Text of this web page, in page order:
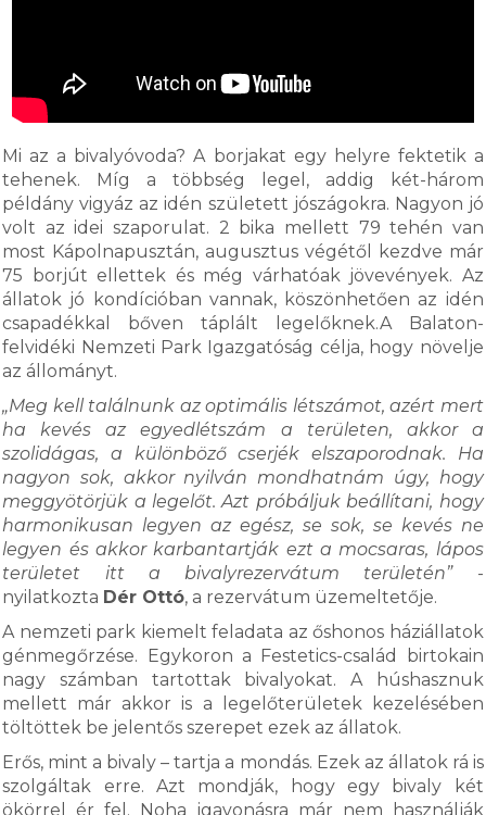
Mi az a bivalyóvoda? A borjakat egy helyre fektetik a
tehenek. Míg a többség legel, addig két-három
példány vigyáz az idén született jószágokra. Nagyon jó
volt az idei szaporulat. 2 bika mellett 79 tehén van
most Kápolnapusztán, augusztus végétől kezdve már
75 borjút ellettek és még várhatóak jövevények. Az
állatok jó kondícióban vannak, köszönhetően az idén
csapadékkal bőven táplált legelőknek.A Balaton-
felvidéki Nemzeti Park Igazgatóság célja, hogy növelje
az állományt.
„Meg kell találnunk az optimális létszámot, azért mert
ha kevés az egyedlétszám a területen, akkor a
szolidágas, a különböző cserjék elszaporodnak. Ha
nagyon sok, akkor nyilván mondhatnám úgy, hogy
meggyötörjük a legelőt. Azt próbáljuk beállítani, hogy
harmonikusan legyen az egész, se sok, se kevés ne
legyen és akkor karbantartják ezt a mocsaras, lápos
területet itt a bivalyrezervátum területén”-
nyilatkozta Dér Ottó, a rezervátum üzemeltetője.
A nemzeti park kiemelt feladata az őshonos háziállatok
génmegőrzése. Egykoron a Festetics-család birtokain
nagy számban tartottak bivalyokat. A húshasznuk
mellett már akkor is a legelőterületek kezelésében
töltöttek be jelentős szerepet ezek az állatok.
Erős, mint a bivaly – tartja a mondás. Ezek az állatok rá is
szolgáltak erre. Azt mondják, hogy egy bivaly két
ökörrel ér fel. Noha igavonásra már nem használják